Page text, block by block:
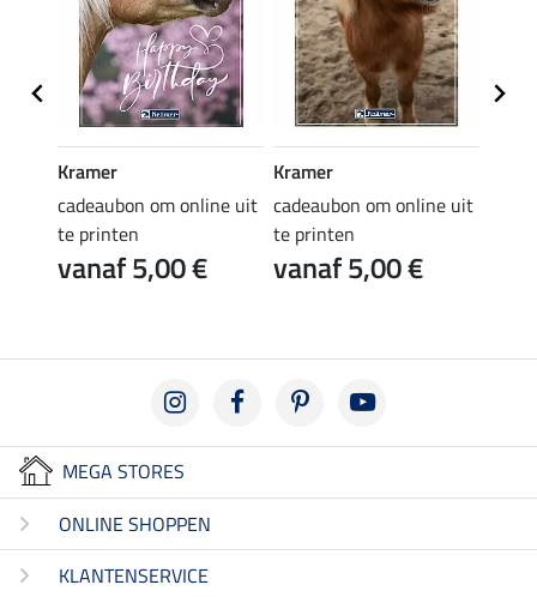
Kramer
cadeaubon om online uit
te printen
vanaf 5,00 €
Kramer
cadeaubon om online uit
te printen
vanaf 5,00 €
MEGA STORES
ONLINE SHOPPEN
KLANTENSERVICE